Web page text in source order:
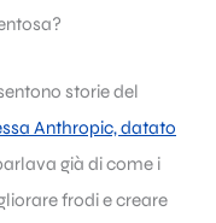
storie del
Anthropic, datato
già di come i
frodi e creare